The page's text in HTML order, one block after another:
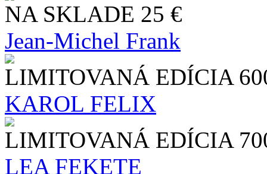
NA SKLADE 25 €
Jean-Michel Frank
LIMITOVANÁ EDÍCIA
KAROL FELIX
LIMITOVANÁ EDÍCIA
LEA FEKETE